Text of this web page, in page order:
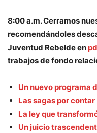
8:00 a.m. Cerramos
recomendándoles
Juventud Rebelde en
trabajos de fondo
Un nuevo programa
Las sagas por contar
La ley que
Un juicio